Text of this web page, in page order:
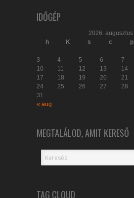
IDŐGÉP
2026. augusztus
h
K s c p
3
4 5 6 7
10
11 12 13 14
17
18 19 20 21
24
25 26 27 28
31
« aug
MEGTALÁLOD, AMIT KERESŐ
TAG CLOUD